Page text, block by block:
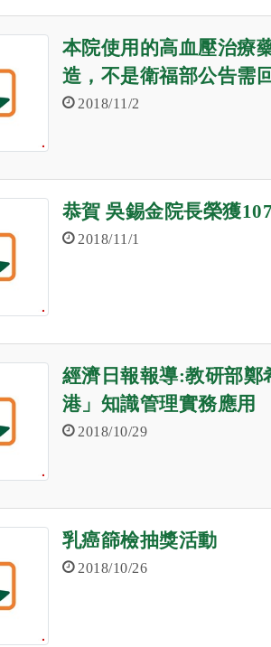
本院使用的高血壓治療
造，不是衛福部公告需
2018/11/2
恭賀 吳錫金院長榮獲
2018/11/1
經濟日報報導:教研部鄭
港」知識管理實務應用
2018/10/29
乳癌篩檢抽獎活動
2018/10/26